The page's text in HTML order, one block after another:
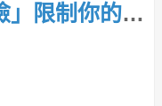
林恩如｜超簡單期貨體驗課：別再被「期貨很危險」限制你的獲利！